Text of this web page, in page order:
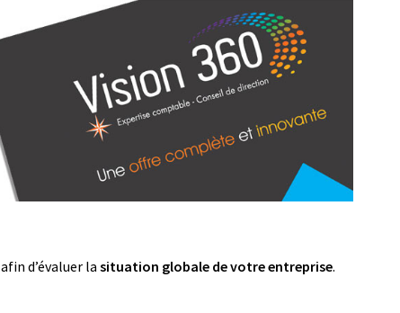
afin d’évaluer la situation globale de votre entreprise.